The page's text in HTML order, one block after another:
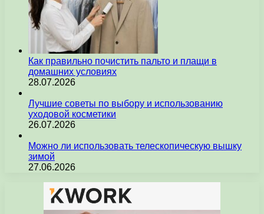
Как правильно почистить пальто и плащи в
домашних условиях
28.07.2026
Лучшие советы по выбору и использованию
уходовой косметики
26.07.2026
Можно ли использовать телескопическую вышку
зимой
27.06.2026